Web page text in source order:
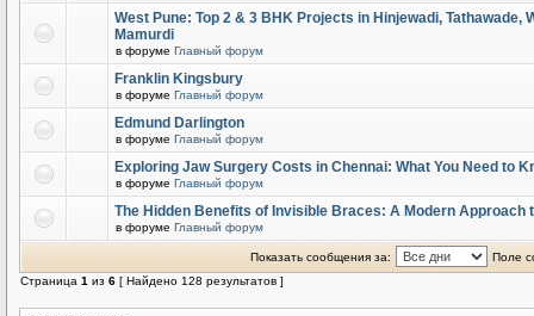
West Pune: Top 2 & 3 BHK Projects in Hinjewadi, Tathawade,
Mamurdi
в форуме Главный форум
Franklin Kingsbury
в форуме Главный форум
Edmund Darlington
в форуме Главный форум
Exploring Jaw Surgery Costs in Chennai: What You Need to
в форуме Главный форум
The Hidden Benefits of Invisible Braces: A Modern Approach
в форуме Главный форум
Показать сообщения за:
Поле
Страница 1 из 6 [ Найдено 128 результатов ]